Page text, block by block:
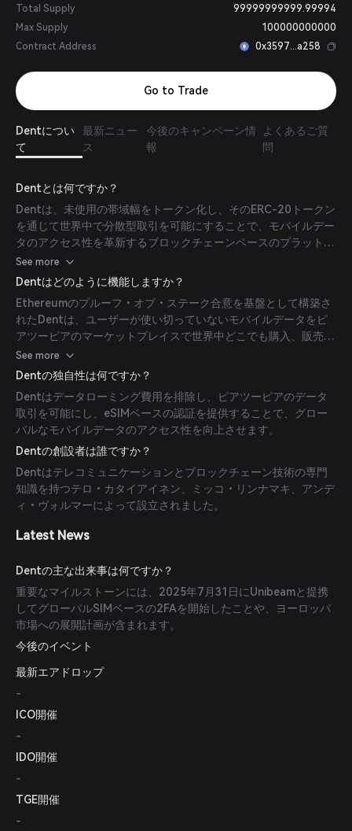
Total Supply
99999999999.99994
Max Supply
100000000000
Contract Address
0x3597...a258
Go to Trade
Dentについ
て
最新ニュー
ス
今後のキャンペーン情
報
よくあるご質
問
Dentとは何ですか？
Dentは、未使用の帯域幅をトークン化し、そのERC-20トークン
を通じて世界中で分散型取引を可能にすることで、モバイルデー
タのアクセス性を革新するブロックチェーンベースのプラットフ
ォームです。
See more
Dentはどのように機能しますか？
Ethereumのプルーフ・オブ・ステーク合意を基盤として構築さ
れたDentは、ユーザーが使い切っていないモバイルデータをピ
アツーピアのマーケットプレイスで世界中どこでも購入、販売、
寄付できるようにします。
See more
Dentの独自性は何ですか？
Dentはデータローミング費用を排除し、ピアツーピアのデータ
取引を可能にし、eSIMベースの認証を提供することで、グロー
バルなモバイルデータのアクセス性を向上させます。
Dentの創設者は誰ですか？
Dentはテレコミュニケーションとブロックチェーン技術の専門
知識を持つテロ・カタイアイネン、ミッコ・リンナマキ、アンデ
ィ・ヴォルマーによって設立されました。
Latest News
Dentの主な出来事は何ですか？
重要なマイルストーンには、2025年7月31日にUnibeamと提携
してグローバルSIMベースの2FAを開始したことや、ヨーロッパ
市場への展開計画が含まれます。
今後のイベント
最新エアドロップ
-
ICO開催
-
IDO開催
-
TGE開催
-